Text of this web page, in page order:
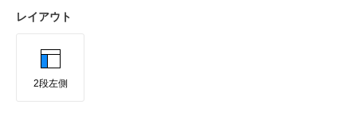
レイアウト
2段左側